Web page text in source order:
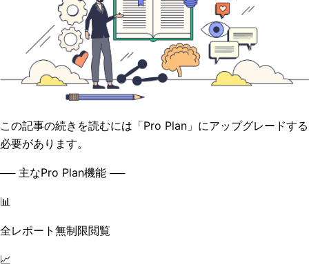
この記事の続きを読むには「Pro Plan」にアップグレードする
必要があります。
── 主なPro Plan機能 ──
📊
全レポート無制限閲覧
📈